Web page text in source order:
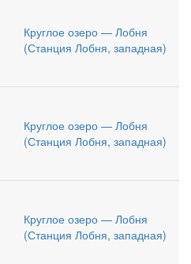
Круглое озеро — Лобня
(Станция Лобня, западная)
Круглое озеро — Лобня
(Станция Лобня, западная)
Круглое озеро — Лобня
(Станция Лобня, западная)